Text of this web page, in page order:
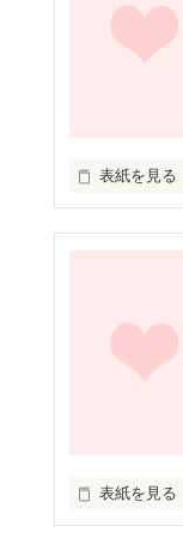
表紙を見る
表紙を見る